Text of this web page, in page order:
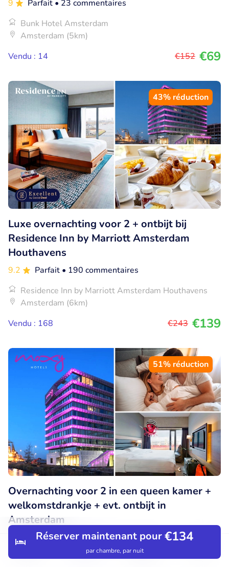
Rechercher Réservations
Réserver maintenant pour€134
par chambre, par nuit
9 Parfait • 23 commentaires
Bunk Hotel Amsterdam
Amsterdam (5km)
Vendu : 14
€152 €69
43% réduction
Luxe overnachting voor 2 + ontbijt bij
Residence Inn by Marriott Amsterdam
Houthavens
9.2 Parfait • 190 commentaires
Residence Inn by Marriott Amsterdam Houthavens
Amsterdam (6km)
Vendu : 168
€243 €139
51% réduction
Overnachting voor 2 in een queen kamer +
welkomstdrankje + evt. ontbijt in
Amsterdam
9.1 Parfait• 339 commentaires
Moxy Amsterdam Houthavens